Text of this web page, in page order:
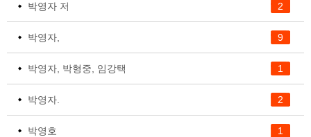
2
박영자 저
9
박영자,
1
박영자, 박형중, 임강택
2
박영자.
1
박영호